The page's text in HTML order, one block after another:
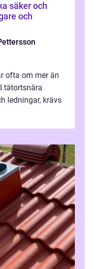
och
ofta om mer än
tätortsnära
ledningar, krävs